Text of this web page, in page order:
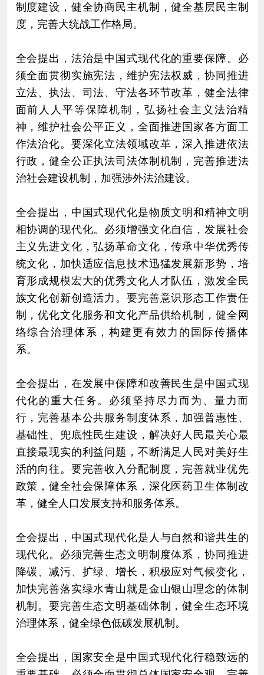
制度建设，健全协商民主机制，健全基层民主制
度，完善大统战工作格局。
全会提出，法治是中国式现代化的重要保障。必
须全面贯彻实施宪法，维护宪法权威，协同推进
立法、执法、司法、守法各环节改革，健全法律
面前人人平等保障机制，弘扬社会主义法治精
神，维护社会公平正义，全面推进国家各方面工
作法治化。要深化立法领域改革，深入推进依法
行政，健全公正执法司法体制机制，完善推进法
治社会建设机制，加强涉外法治建设。
全会提出，中国式现代化是物质文明和精神文明
相协调的现代化。必须增强文化自信，发展社会
主义先进文化，弘扬革命文化，传承中华优秀传
统文化，加快适应信息技术迅猛发展新形势，培
育形成规模宏大的优秀文化人才队伍，激发全民
族文化创新创造活力。要完善意识形态工作责任
制，优化文化服务和文化产品供给机制，健全网
络综合治理体系，构建更有效力的国际传播体
系。
全会提出，在发展中保障和改善民生是中国式现
代化的重大任务。必须坚持尽力而为、量力而
行，完善基本公共服务制度体系，加强普惠性、
基础性、兜底性民生建设，解决好人民最关心最
直接最现实的利益问题，不断满足人民对美好生
活的向往。要完善收入分配制度，完善就业优先
政策，健全社会保障体系，深化医药卫生体制改
革，健全人口发展支持和服务体系。
全会提出，中国式现代化是人与自然和谐共生的
现代化。必须完善生态文明制度体系，协同推进
降碳、减污、扩绿、增长，积极应对气候变化，
加快完善落实绿水青山就是金山银山理念的体制
机制。要完善生态文明基础体制，健全生态环境
治理体系，健全绿色低碳发展机制。
全会提出，国家安全是中国式现代化行稳致远的